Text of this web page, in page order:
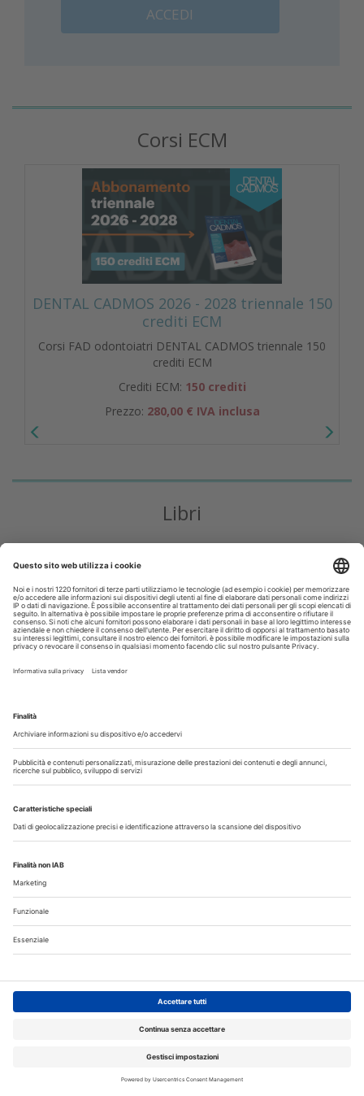
ACCEDI
Corsi ECM
DENTAL CADMOS 2026 - 2028 triennale 150
crediti ECM
Corsi FAD odontoiatri DENTAL CADMOS triennale 150
crediti ECM
Crediti ECM: 150 crediti
Prezzo: 280,00 € IVA inclusa
Libri
Scopri il nuovo numero